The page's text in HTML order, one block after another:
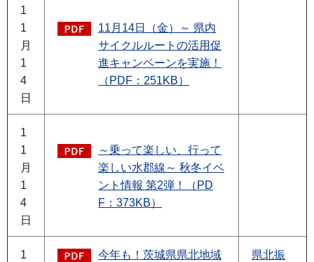
1
1
月
1
4
日
11月14日（金）～ 県内
サイクルルートの活用促
進キャンペーンを実施！
（PDF：251KB）
1
1
月
1
4
日
～乗って楽しい、行って
楽しい水郡線～ 秋冬イベ
ント情報 第2弾！（PD
F：373KB）
1
今年も！茨城県県北地域
県北振